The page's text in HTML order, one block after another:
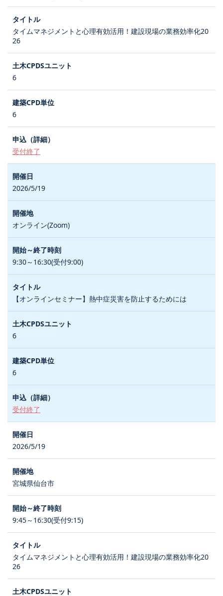
タイムマネジメントと心理有効活用！建設現場の業務効率化20
26
6
6
受付終了
2026/5/19
オンライン(Zoom)
9:30～16:30(受付9:00)
【オンラインセミナー】熱中症災害を防止するためには
6
6
受付終了
2026/5/19
宮城県仙台市
9:45～16:30(受付9:15)
タイムマネジメントと心理有効活用！建設現場の業務効率化20
26